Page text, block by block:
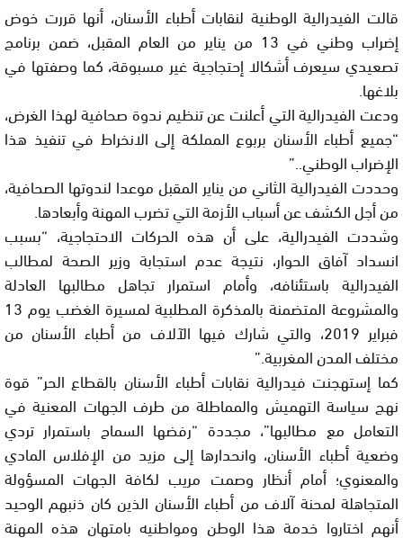
قالت الفيدرالية الوطنية لنقابات أطباء الأسنان، أنها قررت خوض
إضراب وطني في 13 من يناير من العام المقبل، ضمن برنامج
تصعيدي سيعرف أشكالا إحتجاجية غير مسبوقة، كما وصفتها في
بلاغها.
ودعت الفيدرالية التي أعلنت عن تنظيم ندوة صحافية لهذا الغرض،
“جميع أطباء الأسنان بربوع المملكة إلى الانخراط في تنفيذ هذا
الإضراب الوطني..”
وحددت الفيدرالية الثاني من يناير المقبل موعدا لندوتها الصحافية،
من أجل الكشف عن أسباب الأزمة التي تضرب المهنة وأبعادها.
وشددت الفيدرالية، على أن هذه الحركات الاحتجاجية، “بسبب
انسداد آفاق الحوار، نتيجة عدم استجابة وزير الصحة لمطالب
الفيدرالية باستئنافه، وأمام استمرار تجاهل مطالبها العادلة
والمشروعة المتضمنة بالمذكرة المطلبية لمسيرة الغضب يوم 13
فبراير 2019، والتي شارك فيها الآلاف من أطباء الأسنان من
مختلف المدن المغربية.”
كما إستهجنت فيدرالية نقابات أطباء الأسنان بالقطاع الحر” قوة
نهج سياسة التهميش والمماطلة من طرف الجهات المعنية في
التعامل مع مطالبها”، مجددة “رفضها السماح باستمرار تردي
وضعية أطباء الأسنان، وانحدارها إلى مزيد من الإفلاس المادي
والمعنوي؛ أمام أنظار وصمت مريب لكافة الجهات المسؤولة
المتجاهلة لمحنة آلاف من أطباء الأسنان الذين كان ذنبهم الوحيد
أنهم اختاروا خدمة هذا الوطن ومواطنيه بامتهان هذه المهنة